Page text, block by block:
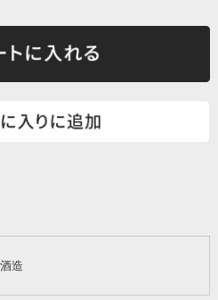
造